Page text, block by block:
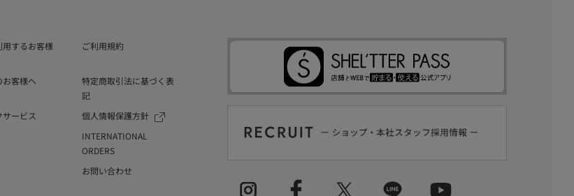
するお客様
ご利用規約
客様へ
特定商取引法に基づく表
記
ービス
個人情報保護方針
INTERNATIONAL
ORDERS
お問い合わせ